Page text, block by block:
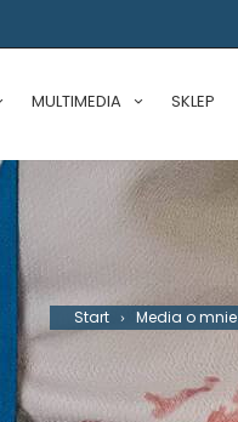
MULTIMEDIA SKLEP
Start Media o mnie